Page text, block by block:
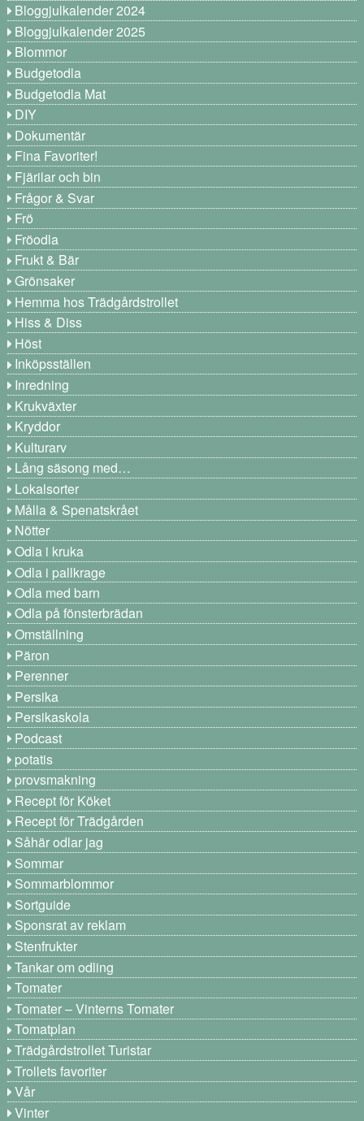
Bloggjulkalender 2024
Bloggjulkalender 2025
Blommor
Budgetodla
Budgetodla Mat
DIY
Dokumentär
Fina Favoriter!
Fjärilar och bin
Frågor & Svar
Frö
Fröodla
Frukt & Bär
Grönsaker
Hemma hos Trädgårdstrollet
Hiss & Diss
Höst
Inköpsställen
Inredning
Krukväxter
Kryddor
Kulturarv
Lång säsong med…
Lokalsorter
Målla & Spenatskrået
Nötter
Odla i kruka
Odla i pallkrage
Odla med barn
Odla på fönsterbrädan
Omställning
Päron
Perenner
Persika
Persikaskola
Podcast
potatis
provsmakning
Recept för Köket
Recept för Trädgården
Såhär odlar jag
Sommar
Sommarblommor
Sortguide
Sponsrat av reklam
Stenfrukter
Tankar om odling
Tomater
Tomater – Vinterns Tomater
Tomatplan
Trädgårdstrollet Turistar
Trollets favoriter
Vår
Vinter